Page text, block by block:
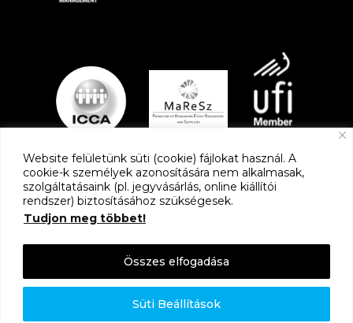
Website felületünk süti (cookie) fájlokat használ. A
cookie-k személyek azonosítására nem alkalmasak,
szolgáltatásaink (pl. jegyvásárlás, online kiállítói
rendszer) biztosításához szükségesek.
Tudjon meg többet!
Süti Beállítások
Összes elfogadása
PARTNEREK